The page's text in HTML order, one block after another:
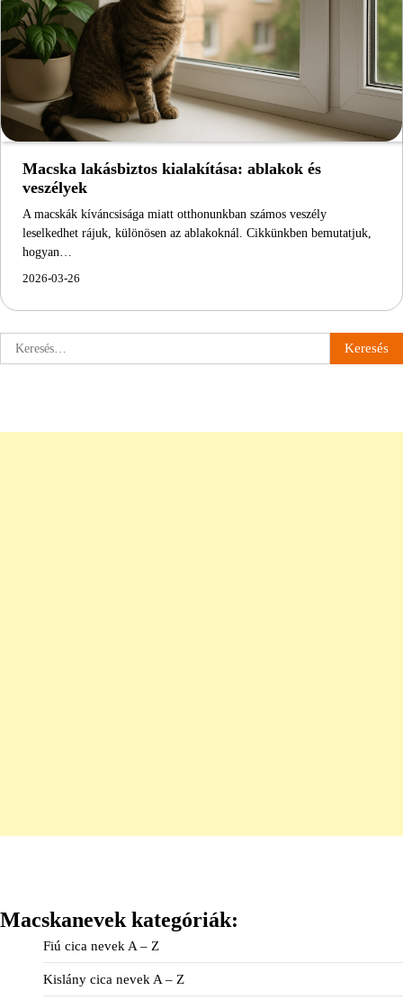
Macska lakásbiztos kialakítása: ablakok és
veszélyek
A macskák kíváncsisága miatt otthonunkban számos veszély
leselkedhet rájuk, különösen az ablakoknál. Cikkünkben bemutatjuk,
hogyan…
2026-03-26
Keresés:
Macskanevek kategóriák:
Fiú cica nevek A – Z
Kislány cica nevek A – Z